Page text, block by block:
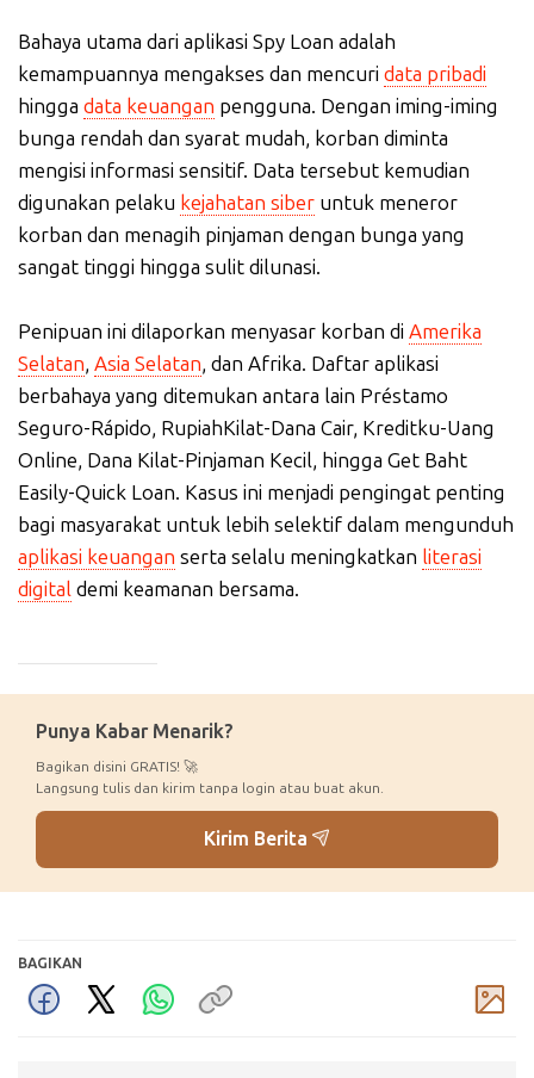
Bahaya utama dari aplikasi Spy Loan adalah
kemampuannya mengakses dan mencuri data pribadi
hingga data keuangan pengguna. Dengan iming-iming
bunga rendah dan syarat mudah, korban diminta
mengisi informasi sensitif. Data tersebut kemudian
digunakan pelaku kejahatan siber untuk meneror
korban dan menagih pinjaman dengan bunga yang
sangat tinggi hingga sulit dilunasi.
Penipuan ini dilaporkan menyasar korban di Amerika
Selatan, Asia Selatan, dan Afrika. Daftar aplikasi
berbahaya yang ditemukan antara lain Préstamo
Seguro-Rápido, RupiahKilat-Dana Cair, Kreditku-Uang
Online, Dana Kilat-Pinjaman Kecil, hingga Get Baht
Easily-Quick Loan. Kasus ini menjadi pengingat penting
bagi masyarakat untuk lebih selektif dalam mengunduh
aplikasi keuangan serta selalu meningkatkan literasi
digital demi keamanan bersama.
Punya Kabar Menarik?
Bagikan disini GRATIS! 🚀
Langsung tulis dan kirim tanpa login atau buat akun.
Kirim Berita
BAGIKAN